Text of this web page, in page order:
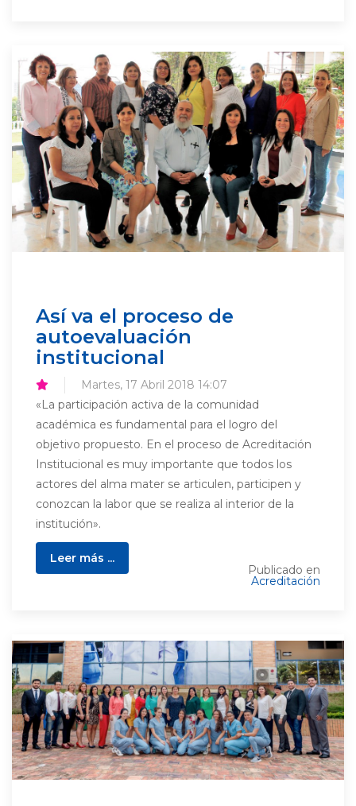
Así va el proceso de
autoevaluación
institucional
Martes, 17 Abril 2018 14:07
«La participación activa de la comunidad
académica es fundamental para el logro del
objetivo propuesto. En el proceso de Acreditación
Institucional es muy importante que todos los
actores del alma mater se articulen, participen y
conozcan la labor que se realiza al interior de la
institución».
Leer más ...
Publicado en
Acreditación